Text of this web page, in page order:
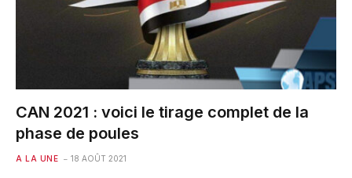
CAN 2021 : voici le tirage complet de la
phase de poules
A LA UNE 18 AOÛT 2021